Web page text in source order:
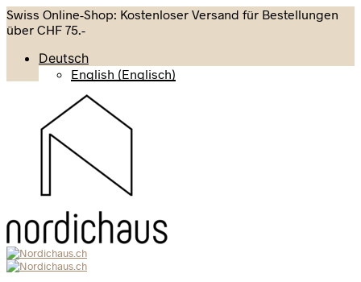
Swiss Online-Shop: Kostenloser Versand für Bestellungen
über CHF 75.-
Deutsch
English (Englisch)